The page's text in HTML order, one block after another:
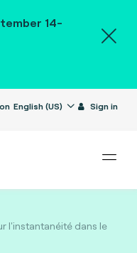
14-
English (US) Sign in
l'instantanéité dans le